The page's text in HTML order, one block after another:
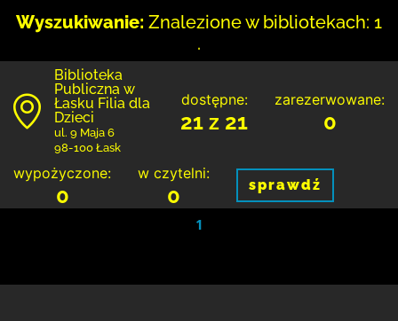
Wyszukiwanie: Znalezione w bibliotekach: 1
.
Biblioteka
Publiczna w
Łasku Filia dla
Dzieci
ul. 9 Maja 6
98-100 Łask
dostępne:
21 z 21
zarezerwowane:
0
wypożyczone:
0
w czytelni:
0 sprawdź
1